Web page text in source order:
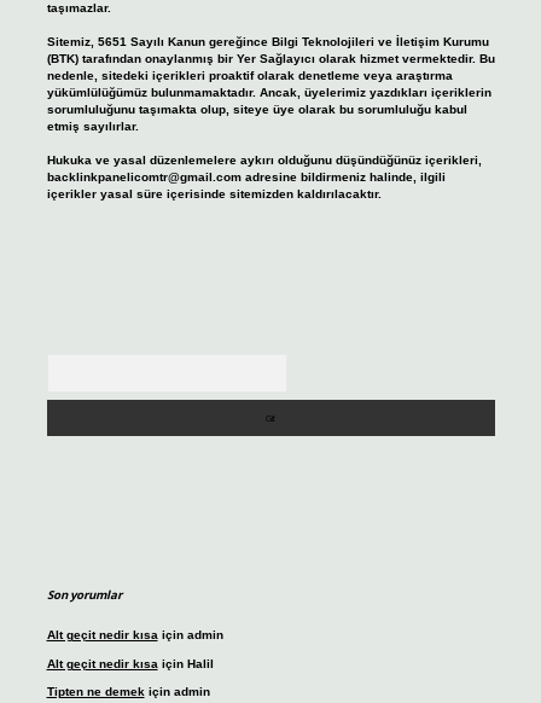
taşımazlar.
Sitemiz, 5651 Sayılı Kanun gereğince Bilgi Teknolojileri ve İletişim Kurumu
(BTK) tarafından onaylanmış bir Yer Sağlayıcı olarak hizmet vermektedir. Bu
nedenle, sitedeki içerikleri proaktif olarak denetleme veya araştırma
yükümlülüğümüz bulunmamaktadır. Ancak, üyelerimiz yazdıkları içeriklerin
sorumluluğunu taşımakta olup, siteye üye olarak bu sorumluluğu kabul
etmiş sayılırlar.
Hukuka ve yasal düzenlemelere aykırı olduğunu düşündüğünüz içerikleri,
backlinkpanelicomtr@gmail.comadresine bildirmeniz halinde, ilgili
içerikler yasal süre içerisinde sitemizden kaldırılacaktır.
Son yorumlar
Alt geçit nedir kısa için admin
Alt geçit nedir kısa için Halil
Tipten ne demekiçin admin